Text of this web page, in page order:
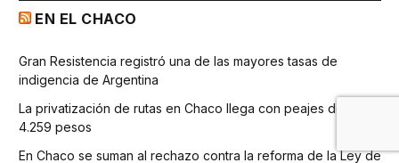
EN EL CHACO
Gran Resistencia registró una de las mayores tasas de
indigencia de Argentina
La privatización de rutas en Chaco llega con peajes de hasta
4.259 pesos
En Chaco se suman al rechazo contra la reforma de la Ley de